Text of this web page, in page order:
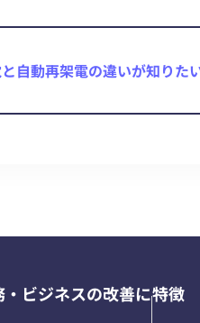
自動再架電の違いが知りた
・ビジネスの改善に特徴